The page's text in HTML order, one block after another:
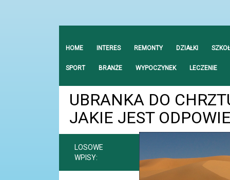
HOME INTERES REMONTY DZIAŁKI
SPORT BRANŻE WYPOCZYNEK LECZENIE
UBRANKA DO
JAKIE JEST
LOSOWE
WPISY: